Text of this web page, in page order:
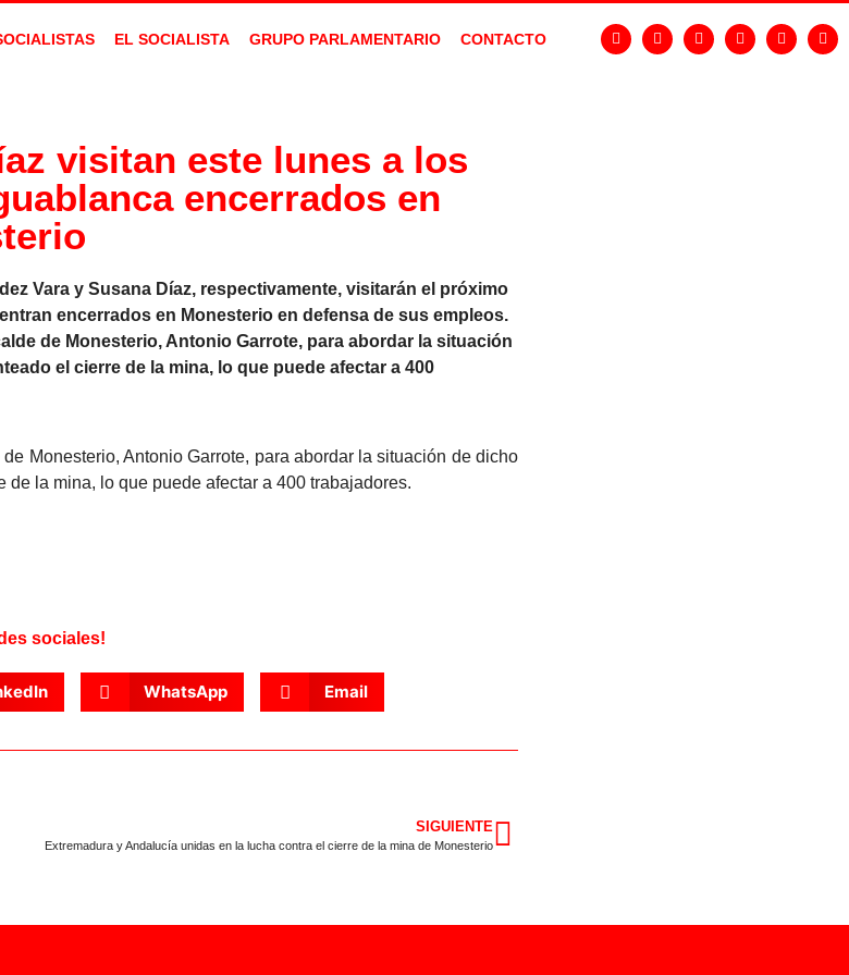
EL SOCIALISTA GRUPO PARLAMENTARIO CONTACTO
visitan este lunes a los
encerrados en
Vara y Susana Díaz, respectivamente, visitarán el próximo
encerrados en Monesterio en defensa de sus empleos.
de Monesterio, Antonio Garrote, para abordar la situación
el cierre de la mina, lo que puede afectar a 400
Monesterio, Antonio Garrote, para abordar la situación de dicho
la mina, lo que puede afectar a 400 trabajadores.
sociales!
WhatsApp Email
SIGUIENTE
Extremadura y Andalucía unidas en la lucha contra el cierre de la mina de Monesterio